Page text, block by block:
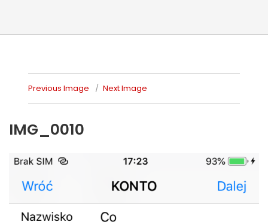
Previous Image Next Image
IMG_0010